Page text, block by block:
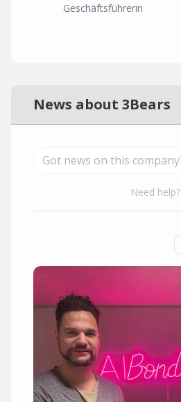
Geschäftsführerin
News about 3Bears
Need help?